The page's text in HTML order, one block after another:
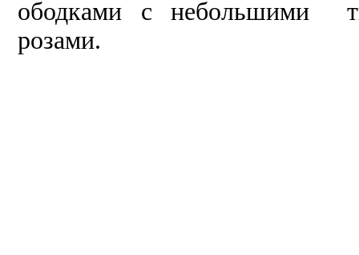
ободками с небольшими
розами.